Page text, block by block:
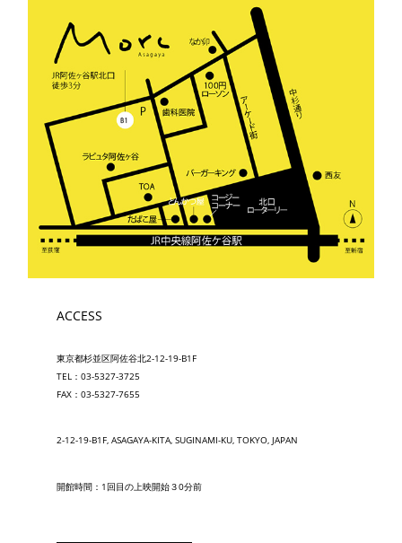
ACCESS
東京都杉並区阿佐谷北2-12-19-B1F
TEL：03-5327-3725
FAX：03-5327-7655
2-12-19-B1F, ASAGAYA-KITA, SUGINAMI-KU, TOKYO, JAPAN
開館時間：1回目の上映開始３0分前